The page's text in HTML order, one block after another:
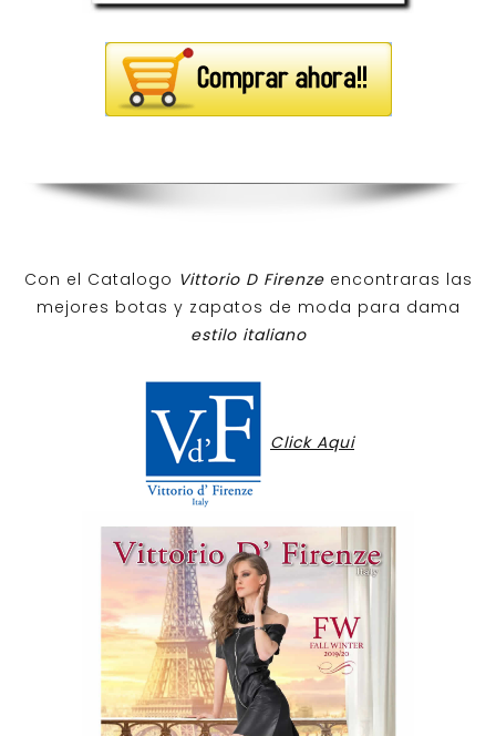
Con el Catalogo Vittorio D Firenzeencontraras las
mejores botas y zapatos de moda para dama
estilo italiano
Click Aqui